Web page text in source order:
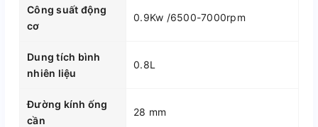
Công suất động
cơ
0.9Kw /6500-7000rpm
Dung tích bình
nhiên liệu
0.8L
Đường kính ống
cần
28 mm